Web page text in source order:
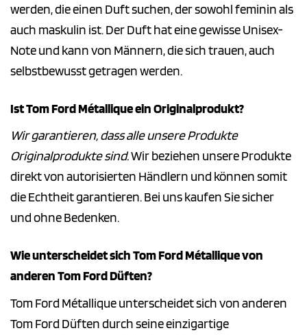
werden, die einen Duft suchen, der sowohl feminin als
auch maskulin ist. Der Duft hat eine gewisse Unisex-
Note und kann von Männern, die sich trauen, auch
selbstbewusst getragen werden.
Ist Tom Ford Métallique ein Originalprodukt?
Wir garantieren, dass alle unsere Produkte
Originalprodukte sind.Wir beziehen unsere Produkte
direkt von autorisierten Händlern und können somit
die Echtheit garantieren. Bei uns kaufen Sie sicher
und ohne Bedenken.
Wie unterscheidet sich Tom Ford Métallique von
anderen Tom Ford Düften?
Tom Ford Métallique unterscheidet sich von anderen
Tom Ford Düften durch seine einzigartige